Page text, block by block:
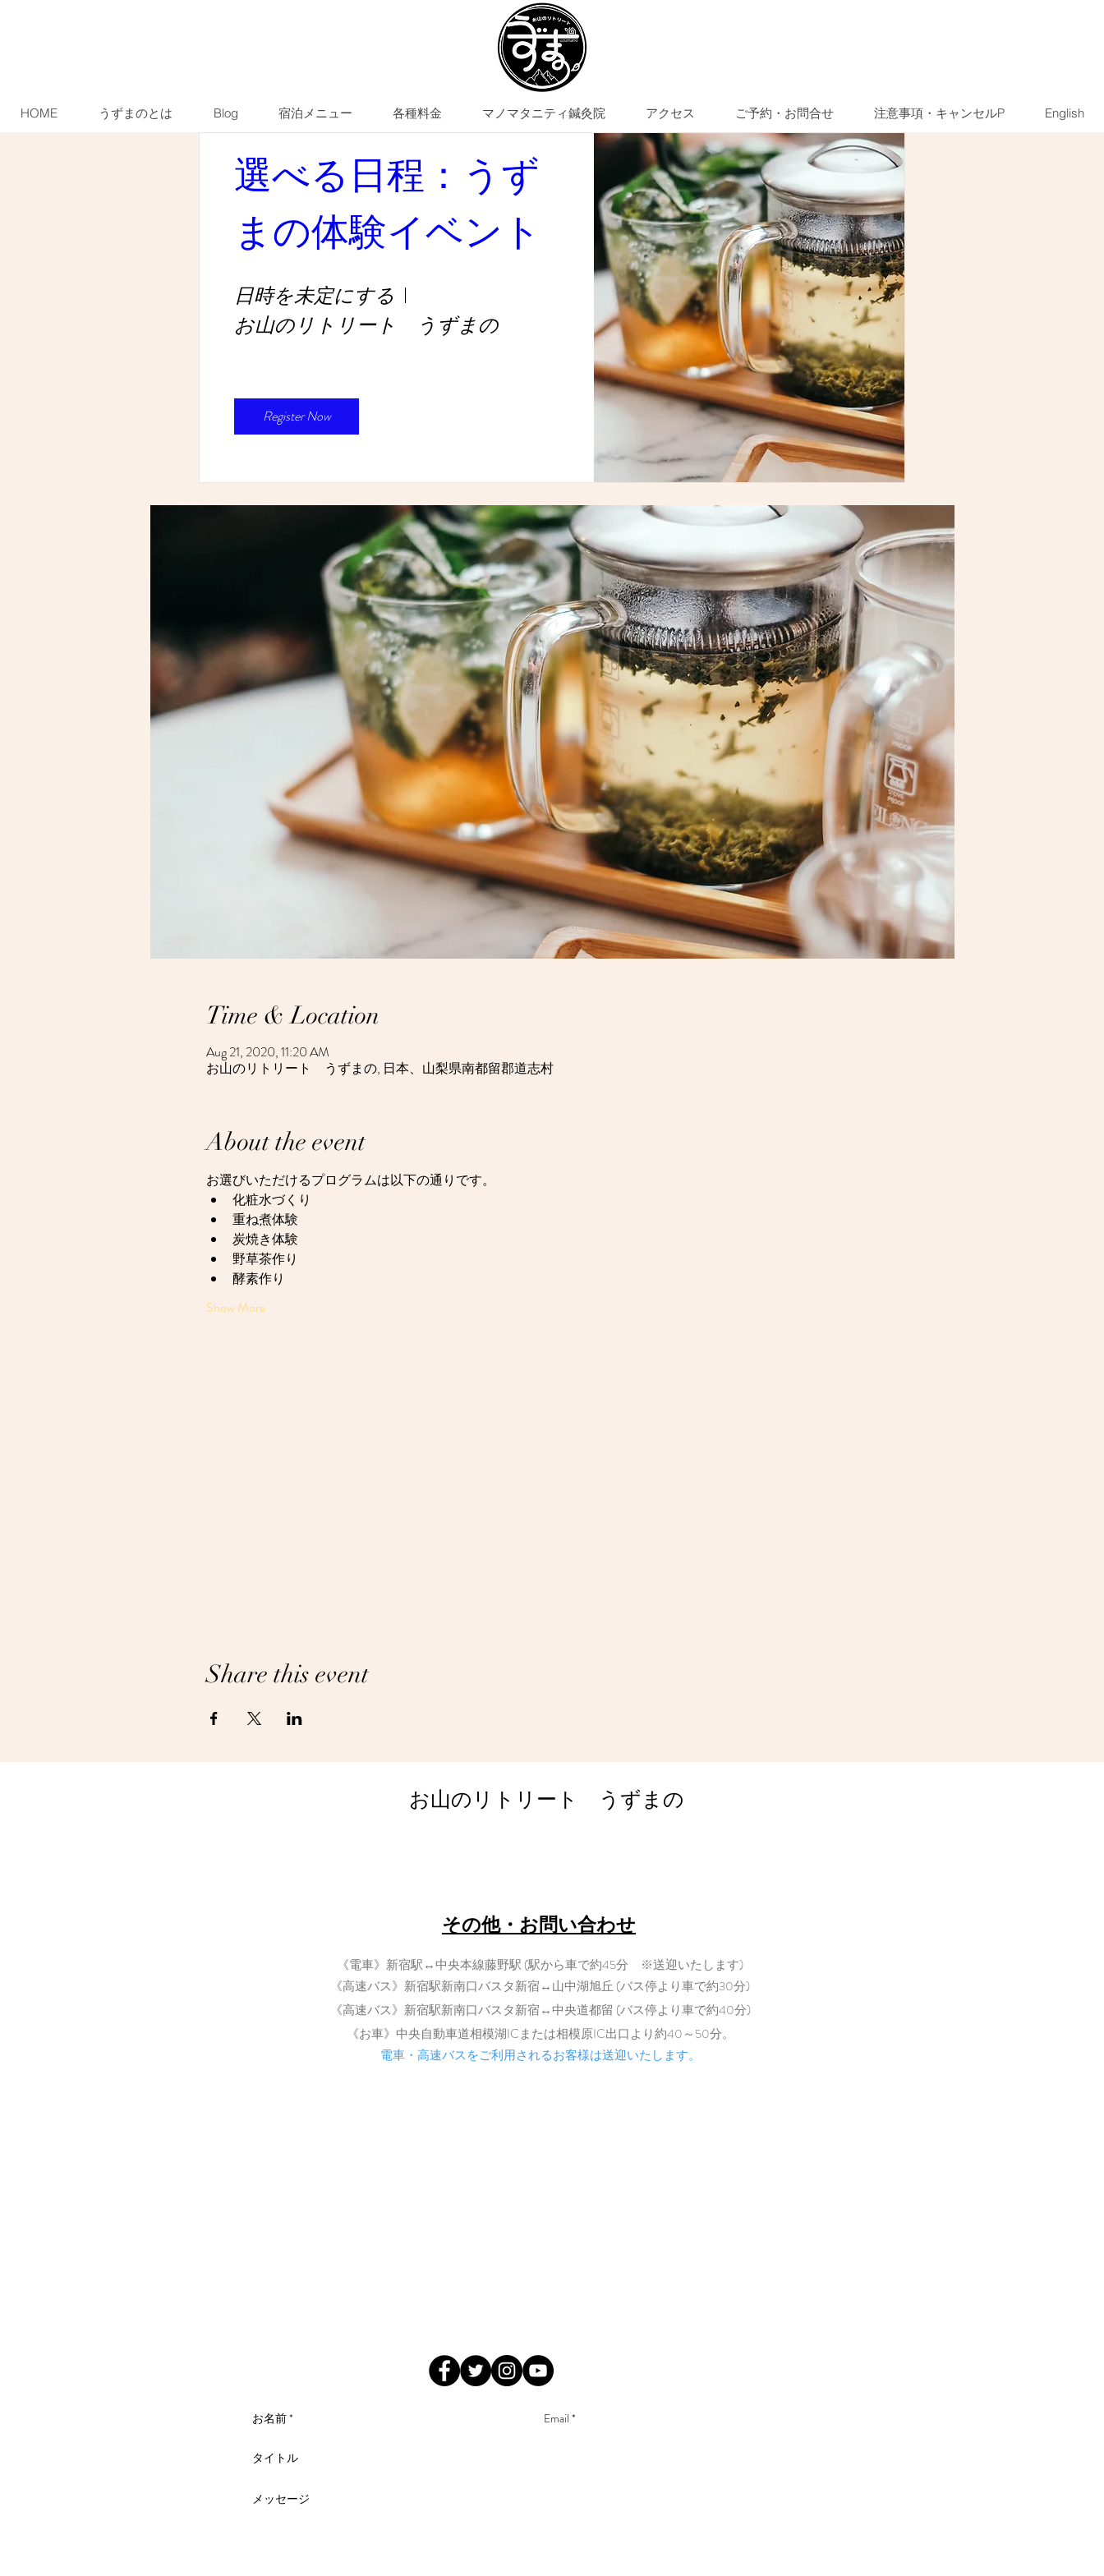
HOME うずまのとは Blog 宿泊メニュー 各種料金 マノマタニティ鍼灸院 アクセス ご予約・お問合せ 注意事項・キャンセルP English
選べる日程：うずまの体験イベント
Fri, Aug 21
  |
お山のリトリート うずまの
うずまので行う様々なプログラム(化粧水づくりや野草茶づく
りなど)の中からお客様が自由に選んで体験いただけるプログ
ラムになります。
お申し込みの受付は終了しました。
他のイベントを見る
Time & Location
Aug 21, 2020, 11:20 AM
お山のリトリート うずまの, 日本、山梨県南都留郡道志村
About the event
お選びいただけるプログラムは以下の通りです。
化粧水づくり
重ね煮体験
炭焼き体験
野草茶作り
酵素作り
Show More
Share this event
選べる日程：うず
まの体験イベント
日時を未定にする
お山のリトリート うずまの
Register Now
​お山のリトリート うずまの
​その他・お問い合わせ
《電車》新宿駅↔中央本線藤野駅 (駅から車で約45分 ※送迎いたします)
《高速バス》新宿駅新南口バスタ新宿↔山中湖旭丘 (バス停より車で約30分)
《高速バス》新宿駅新南口バスタ新宿↔中央道都留 (バス停より車で約40分)
《お車》中央自動車道相模湖ICまたは相模原IC出口より約40～50分。
電車・高速バスをご利用されるお客様は送迎いたします。